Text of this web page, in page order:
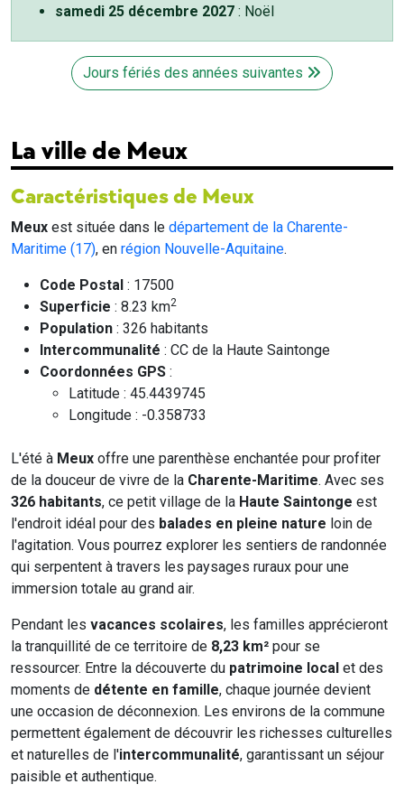
samedi 25 décembre 2027 : Noël
Jours fériés des années suivantes
La ville de Meux
Caractéristiques de Meux
Meux est située dans le département de la Charente-
Maritime (17), en région Nouvelle-Aquitaine.
Code Postal : 17500
Superficie : 8.23 km2
Population : 326 habitants
Intercommunalité : CC de la Haute Saintonge
Coordonnées GPS :
Latitude : 45.4439745
Longitude : -0.358733
L'été à Meux offre une parenthèse enchantée pour profiter
de la douceur de vivre de la Charente-Maritime. Avec ses
326 habitants, ce petit village de la Haute Saintonge est
l'endroit idéal pour des balades en pleine nature loin de
l'agitation. Vous pourrez explorer les sentiers de randonnée
qui serpentent à travers les paysages ruraux pour une
immersion totale au grand air.
Pendant les vacances scolaires, les familles apprécieront
la tranquillité de ce territoire de 8,23 km² pour se
ressourcer. Entre la découverte du patrimoine local et des
moments de détente en famille, chaque journée devient
une occasion de déconnexion. Les environs de la commune
permettent également de découvrir les richesses culturelles
et naturelles de l'intercommunalité, garantissant un séjour
paisible et authentique.